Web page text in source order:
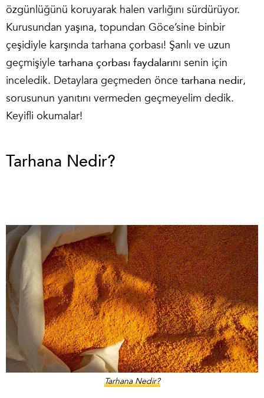
özgünlüğünü koruyarak halen varlığını sürdürüyor.
Kurusundan yaşına, topundan Göce’sine binbir
çeşidiyle karşında tarhana çorbası! Şanlı ve uzun
geçmişiyle tarhana çorbası faydalarını senin için
inceledik. Detaylara geçmeden önce tarhana nedir,
sorusunun yanıtını vermeden geçmeyelim dedik.
Keyifli okumalar!
Tarhana Nedir?
Tarhana Nedir?